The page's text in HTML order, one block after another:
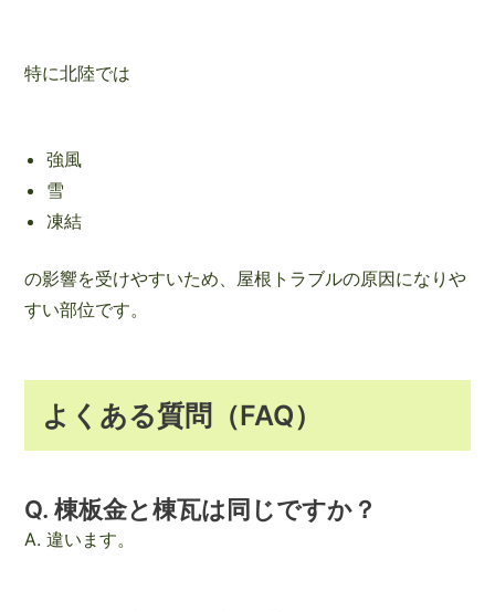
特に北陸では
強風
雪
凍結
の影響を受けやすいため、屋根トラブルの原因になりや
すい部位です。
よくある質問（FAQ）
Q. 棟板金と棟瓦は同じですか？
A. 違います。